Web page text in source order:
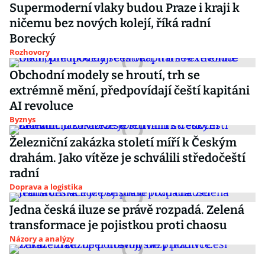
Supermoderní vlaky budou Praze i kraji k
ničemu bez nových kolejí, říká radní
Borecký
Rozhovory
Obchodní modely se hroutí, trh se
extrémně mění, předpovídají čeští kapitáni
AI revoluce
Byznys
Železniční zakázka století míří k Českým
drahám. Jako vítěze je schválili středočeští
radní
Doprava a logistika
Jedna česká iluze se právě rozpadá. Zelená
transformace je pojistkou proti chaosu
Názory a analýzy